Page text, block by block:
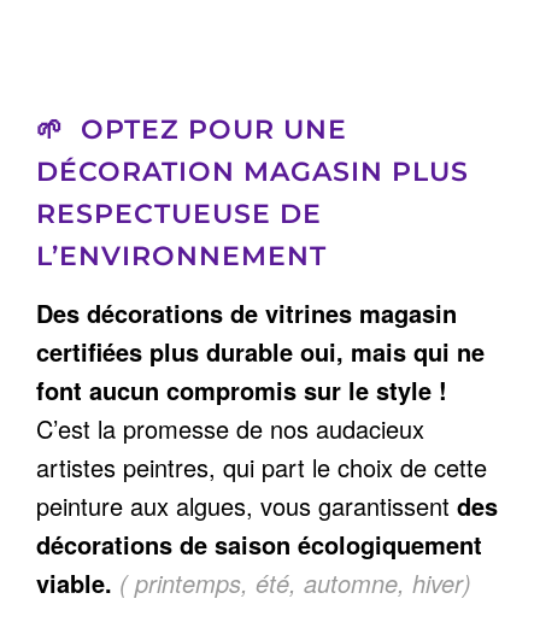
🌱 OPTEZ POUR UNE
DÉCORATION MAGASIN PLUS
RESPECTUEUSE DE
L’ENVIRONNEMENT
Des décorations de vitrines magasin
certifiées plus durable oui, mais qui ne
font aucun compromis sur le style !
C’est la promesse de nos audacieux
artistes peintres, qui part le choix de cette
peinture aux algues, vous garantissent des
décorations de saison écologiquement
viable. ( printemps, été, automne, hiver)